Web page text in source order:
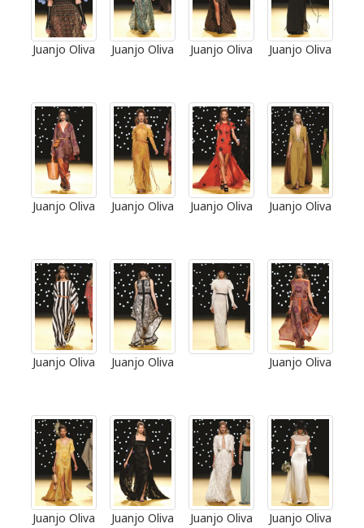
Juanjo Oliva Juanjo Oliva Juanjo Oliva Juanjo Oliva
Juanjo Oliva Juanjo Oliva Juanjo Oliva Juanjo Oliva
Juanjo Oliva Juanjo Oliva Juanjo Oliva
Juanjo Oliva Juanjo Oliva Juanjo Oliva Juanjo Oliva